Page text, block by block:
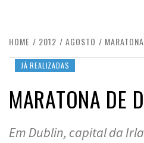
HOME 2012 AGOSTO
JÁ REALIZADAS
MARATONA DE
Em Dublin, capital da